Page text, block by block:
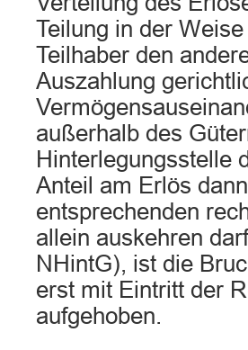
Teilung in der
Teilhaber den
Auszahlung
außerhalb des
Hinterlegungsstelle
Anteil am Erlös
entsprechenden
allein auskehren
NHintG), ist die
erst mit Eintritt der
aufgehoben.